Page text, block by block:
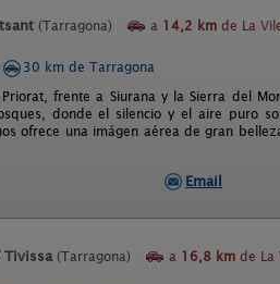
(Tarragona) a 14,2 km de La
30 km de Tarragona
frente a Siurana y la Sierra del
donde el silencio y el aire puro
ofrece una imágen aérea de gran
Email
Tivissa (Tarragona) a 16,8 km de La